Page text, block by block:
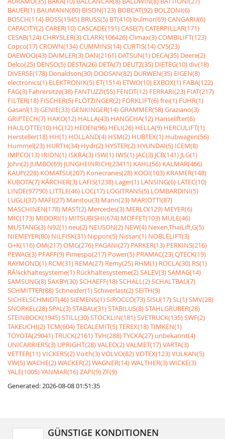
BAUER(1) BAUMANN(80) BISON(123) BOBCAT(92) BOLZONI(6)
BOSCH(114) BOSS(1945) BRUSS(5) BT(410) bulmor(69)CANGARU(6)
CAPACITY(2)CARER(10)CASCADE(191)CASE(7)CATERPILLAR(171)
CESAB(124)CHRYSLER(3)CLARK(106426)Climax(3)COMBILIFT(123)
Copco(17)CROWN(134)CUMMINS(14)CURTIS(14)CVS(23)
DAEWOO(43) DAIMLER(3) DAN(2161) DATSUN(1) DECA(35) Deere(2)
Delco(25) DENSO(5) DESTA(26) DETA(7) DEUTZ(35) DIETEG(10)div(18)
DIVERSE(178) Donaldson(30) DOOSAN(82) DURWEN(35) EIGEN(8)
electronics(1) ELEKTRONIK(5) ET(1514) ETWO(10) EXBOX(1) FABA(122)
FAG(3) Fahrersitze(38) FANTUZZI(55) FENDT(12) FERRARI(23) FIAT(217)
FILTER(18) FISCHER(5) FLÖTZINGER(2) FORKLIFT(6)frei(1) FÜHR(1)
Gasanl(13)GENIE(33)GENKINGER(14)GRAMMER(58)Graziano(3)
GRIPTECH(7) HAKO(12) HALLA(43) HANGCHA(12) Hanselifter(6)
HAULOTTE(10) HC(12) HEDEN(96) HELI(26) HELLA(9) HERCULIFT(1)
Hersteller(18) HH(1) HOLLAND(4) HSM(2) HUBTEX(1) Hubwagen(56)
Hummel(23) HURTH(34) Hydr(2) HYSTER(2) HYUNDAI(5) ICEM(8)
IMPCO(13) IRION(1) ISKRA(3) ISW(1) IWS(1) JAC(3) JCB(141) JLG(1)
John(2) JUMBO(69) JUNGHEINRICH(23411) KAHL(56) KALMAR(466)
KAUP(228) KOMATSU(207) Konecranes(28) KOOI(103) KRAMER(148)
KUBOTA(7) KÃRCHER(3) LAFIS(1238) Lager(1) LANSING(6) LATEC(10)
LINDE(97790) LITTLE(46) LOC(17) LOGITRANS(5) LOMBARDINI(5)
LUGLI(37) MAFI(27) Manitou(3) Mann(23) MARIOTTI(87)
MASCHINEN(178) MAST(2) Mercedes(3) MERLO(129) MEYER(6)
MIC(173) MIDORI(1) MITSUBISHI(674) MOFFET(103) MULE(46)
MUSTANG(3) N92(1) neu(2) NEUSON(2) NEW(4) Nexen,ThaiLift,G(5)
NIEMEYER(80) NILFISK(31) Nippon(5) Nissan(1) NOBLELIFT(3)
O+K(116)OM(217)OMG(276) PAGANI(27) PARKER(13) PERKINS(216)
PEWAG(3) PFAFF(9) Pimespo(217) Power(5) PRAMAC(23)QTECK(19)
RAYMOND(1) RCM(31) REMA(27) Remy(25) RHM(1) ROCLA(30) RS(1)
RÃ¼ckhaltesysteme(1) Rückhaltesysteme(2)SALEV(3)SAMAG(14)
SAMSUNG(8)SAXBY(30)SCHAEFF(18)SCHALL(2)SCHALTBAU(7)
SCHMITTER(88)Schneider(1)Schwerlast(2)SEITH(9)
SICHELSCHMIDT(46)SIEMENS(1)SIROCCO(73)SISU(17)SL(1)SMV(28)
SNORKEL(28)SPAL(3)STABAU(31)STABILUS(8)STAHLGRUBER(28)
STEINBOCK(1945)STILL(30)STÖCKLIN(181)SVETRUCK(135)SWF(2)
TAKEUCHI(2)TCM(604)TECALEMIT(5)TEREX(18)TIMKEN(1)
TOYOTA(29041)TRUCK(2161)TVH(288)TYCKA(27) unbekannt(4)
UNICARRIERS(3) UPRIGHT(28)VALEO(2)VALMET(17)VARTA(3)
VETTER(11)VICKERS(2)Voith(3)VOLVO(82)VOTEX(123)VULKAN(5)
VW(5)WACHE(2)WACKER(2)WAGNER(14)WALTHER(3)WICKE(3)
YALE(1005)YANMAR(16)ZAPI(9)ZF(9)
Generated: 2026-08-08 01:51:35
GÜNSTIGE KONDITIONEN